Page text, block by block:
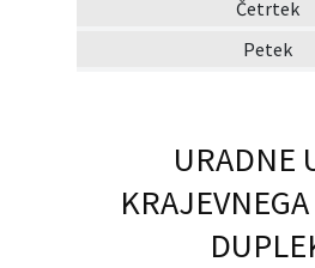
Četrtek
Petek
URADNE